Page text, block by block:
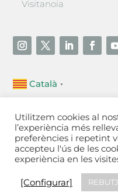
Visitanoia
Català ▼
Unió Empresarial de
Ctra. de Manresa, 131,
Tel 93 805 22 92
Contactar
Utilitzem cookies al
l’experiència més
preferències i repetint
accepteu l'ús de les
experiència en les
[Configurar]